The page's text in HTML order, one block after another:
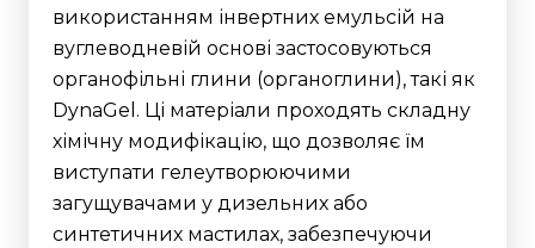
використанням інвертних емульсій на
вуглеводневій основі застосовуються
органофільні глини (органоглини), такі як
DynaGel. Ці матеріали проходять складну
хімічну модифікацію, що дозволяє їм
виступати гелеутворюючими
загущувачами у дизельних або
синтетичних мастилах, забезпечуючи